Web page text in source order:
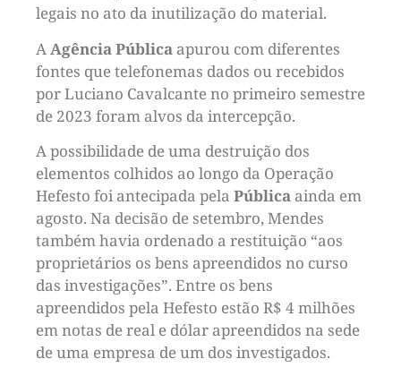
legais no ato da inutilização do material.
AAgência Pública apurou com diferentes
fontes que telefonemas dados ou recebidos
por Luciano Cavalcante no primeiro semestre
de 2023 foram alvos da intercepção.
A possibilidade de uma destruição dos
elementos colhidos ao longo da Operação
Hefesto foi antecipada pela Pública ainda em
agosto. Na decisão de setembro, Mendes
também havia ordenado a restituição “aos
proprietários os bens apreendidos no curso
das investigações”. Entre os bens
apreendidos pela Hefesto estão R$ 4 milhões
em notas de real e dólar apreendidos na sede
de uma empresa de um dos investigados.